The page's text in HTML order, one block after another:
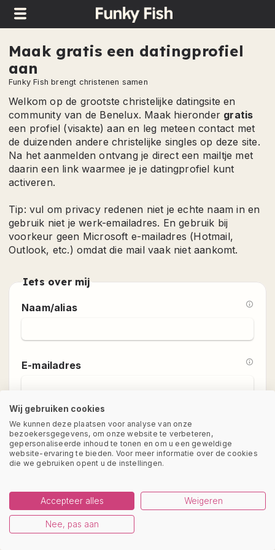
Maak gratis een datingprofiel
aan
Funky Fish brengt christenen samen
Welkom op de grootste christelijke datingsite en
community van de Benelux. Maak hieronder gratis
een profiel (visakte) aan en leg meteen contact met
de duizenden andere christelijke singles op deze site.
Na het aanmelden ontvang je direct een mailtje met
daarin een link waarmee je je datingprofiel kunt
activeren.
Tip: vul om privacy redenen niet je echte naam in en
gebruik niet je werk-emailadres. En gebruik bij
voorkeur geen Microsoft e-mailadres (Hotmail,
Outlook, etc.) omdat die mail vaak niet aankomt.
Iets over mij
Naam/alias
E-mailadres
Geslacht
Vrouw
Man
Geboortedatum
Privacyverklaring
Funky
Fish
B.V.
Wanneer
worden
persoonsgegevens
verzameld
en
verwerkt?
Aanmaken
datingprofiel
2.
Aanschaffen
Goudvis-
ticket
boeken
een
Opslag
technische
gegevens
Waar
worden
deze
voor
gebruikt?
1.
Algemene
voorwaarden
(Gebruiksvoorwaarden,
bijgewerkt
op
09/06/2021)
De
regels
van
deze
Algemene
gelden
enkel
voor
de
van
de
Funky
www.funkyfish.nl,
www.funkyfish.be,
www.funkyfishdating.com,
andere
url's
die
naar
Funky
datingcommunities
leiden.
Wij gebruiken cookies
We kunnen deze plaatsen voor analyse van onze
bezoekersgegevens, om onze website te verbeteren,
gepersonaliseerde inhoud te tonen en om u een geweldige
website-ervaring te bieden. Voor meer informatie over de cookies
die we gebruiken opent u de instellingen.
Accepteer alles Weigeren
Nee, pas aan